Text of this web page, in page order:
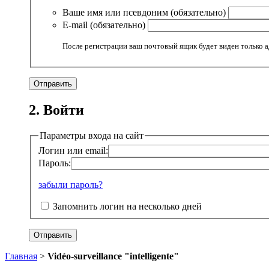
Ваше имя или псевдоним (обязательно)
E-mail (обязательно)
После регистрации ваш почтовый ящик будет виден только
2. Войти
Параметры входа на сайт
Логин или email:
Пароль:
забыли пароль?
Запомнить логин на несколько дней
Главная > Vidéo-surveillance "intelligente"